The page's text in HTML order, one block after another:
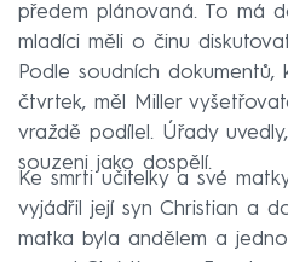
předem plánovaná. To má
mladíci měli o činu
Podle soudních dokumentů,
čtvrtek, měl Miller
vraždě podílel. Úřady
souzeni jako dospělí.
Ke smrti učitelky a své
vyjádřil její syn Christian a
matka byla andělem a